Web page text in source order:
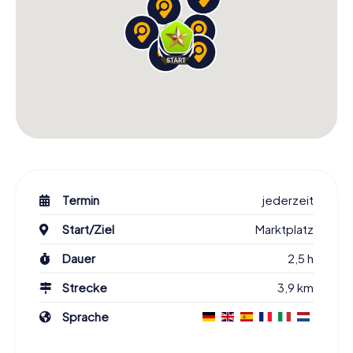
Termin
jederzeit
Start/Ziel
Marktplatz
Dauer
2,5 h
Strecke
3,9 km
Sprache